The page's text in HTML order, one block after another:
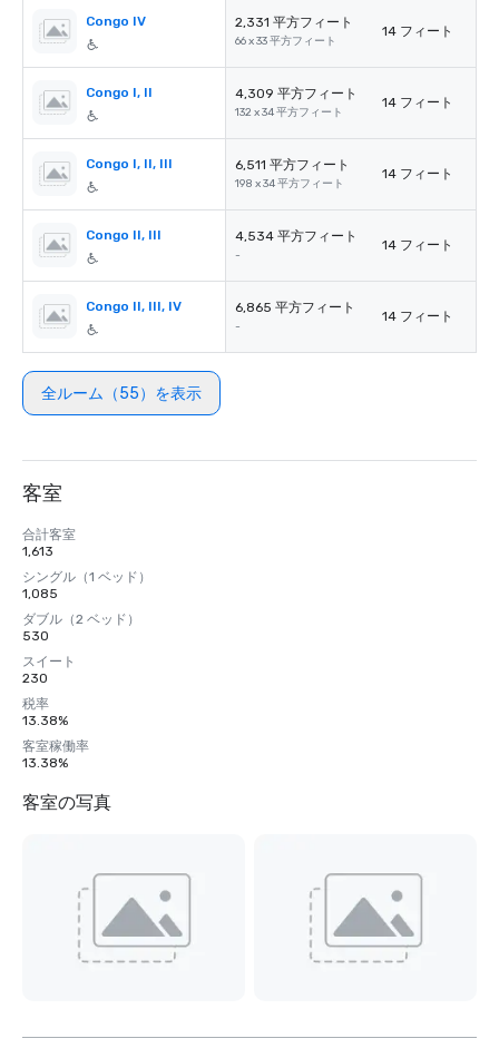
Congo IV 2,331 平方フィート
66 x 33 平方フィート
14 フィート
Congo I, II 4,309 平方フィート
132 x 34 平方フィート
14 フィート
Congo I, II, III 6,511 平方フィート
198 x 34 平方フィート
14 フィート
Congo II, III 4,534 平方フィート
-
14 フィート
Congo II, III, IV 6,865 平方フィート
-
14 フィート
全ルーム（55）を表示
客室
合計客室
1,613
シングル（1 ベッド）
1,085
ダブル（2 ベッド）
530
スイート
230
税率
13.38%
客室稼働率
13.38%
客室の写真